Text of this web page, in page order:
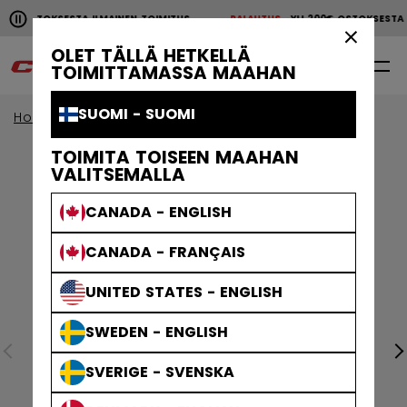
OLET TÄLLÄ HETKELLÄ
TOIMITTAMASSA MAAHAN
SUOMI - SUOMI
TOIMITA TOISEEN MAAHAN
VALITSEMALLA
CANADA - ENGLISH
CANADA - FRANÇAIS
UNITED STATES - ENGLISH
SWEDEN - ENGLISH
SVERIGE - SVENSKA
Pause the horizontal scroll animation.
OSTOKSESTA ILMAINEN TOIMITUSPALAUTUS YLI 200€
YLI 200€ OSTOKSESTA ILMAINEN TOIMITUS
Home Vaatteet